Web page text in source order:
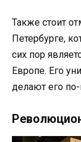
Также стоит
Петербурге,
сих пор
Европе. Его
делают его